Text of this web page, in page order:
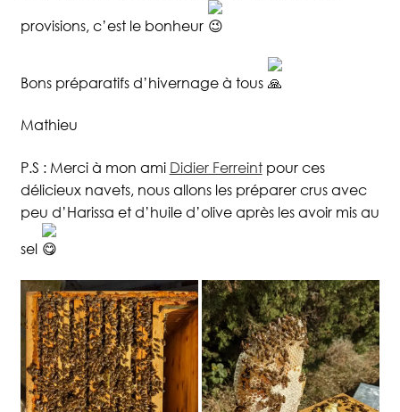
provisions, c’est le bonheur
Bons préparatifs d’hivernage à tous
Mathieu
P.S : Merci à mon ami Didier Ferreintpour ces
délicieux navets, nous allons les préparer crus avec
peu d’Harissa et d’huile d’olive après les avoir mis au
sel